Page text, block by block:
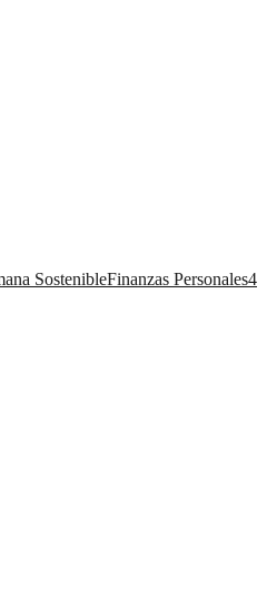
SostenibleFinanzas Personales4